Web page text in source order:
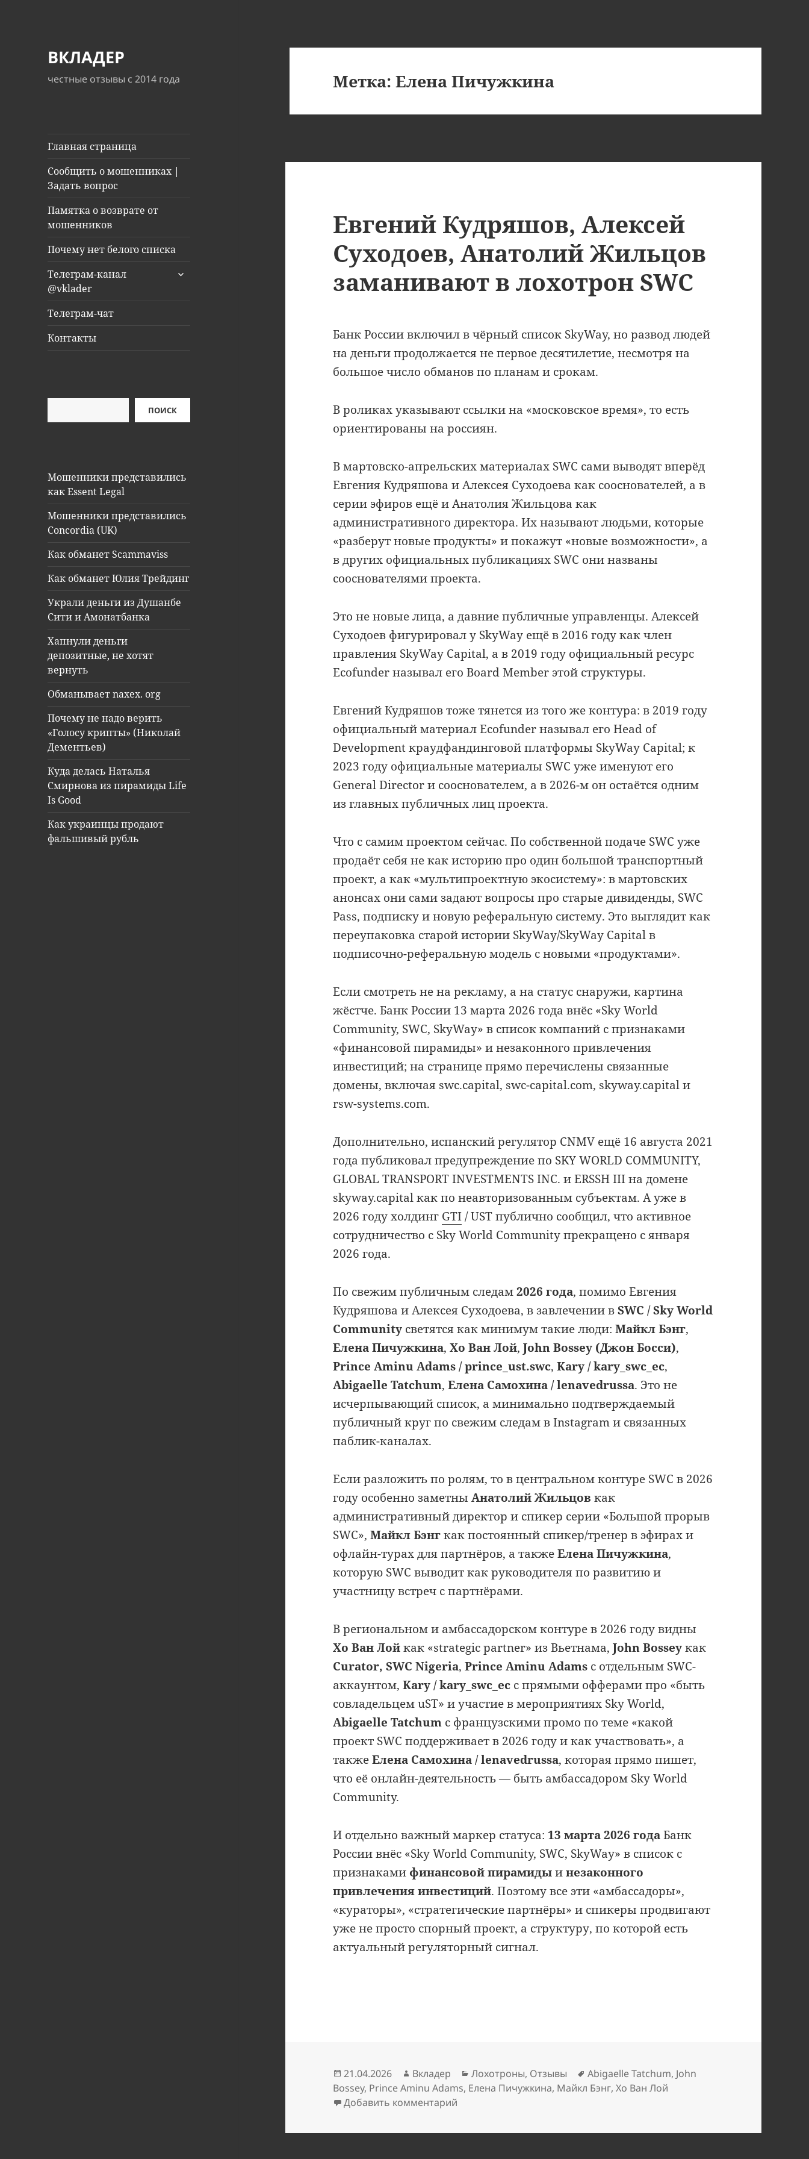
ВКЛАДЕР
честные отзывы с 2014 года
Главная страница
Сообщить о мошенниках |
Задать вопрос
Памятка о возврате от
мошенников
Почему нет белого списка
Телеграм-канал
@vklader
раскрыть
Телеграм-чат
Контакты
ПОИСК
Мошенники представились
как Essent Legal
Мошенники представились
Concordia (UK)
Как обманет Scammaviss
Как обманет Юлия Трейдинг
Украли деньги из Душанбе
Сити и Амонатбанка
Хапнули деньги
депозитные, не хотят
вернуть
Обманывает naxex. org
Почему не надо верить
«Голосу крипты» (Николай
Дементьев)
Куда делась Наталья
Смирнова из пирамиды Life
Is Good
Как украинцы продают
фальшивый рубль
Метка:Елена Пичужкина
Евгений Кудряшов, Алексей
Суходоев, Анатолий Жильцов
заманивают в лохотрон SWC
Банк России включил в чёрный список SkyWay, но развод людей
на деньги продолжается не первое десятилетие, несмотря на
большое число обманов по планам и срокам.
В роликах указывают ссылки на «московское время», то есть
ориентированы на россиян.
В мартовско-апрельских материалах SWC сами выводят вперёд
Евгения Кудряшова и Алексея Суходоева как сооснователей, а в
серии эфиров ещё и Анатолия Жильцова как
административного директора. Их называют людьми, которые
«разберут новые продукты» и покажут «новые возможности», а
в других официальных публикациях SWC они названы
сооснователями проекта.
Это не новые лица, а давние публичные управленцы. Алексей
Суходоев фигурировал у SkyWay ещё в 2016 году как член
правления SkyWay Capital, а в 2019 году официальный ресурс
Ecofunder называл его Board Member этой структуры.
Евгений Кудряшов тоже тянется из того же контура: в 2019 году
официальный материал Ecofunder называл его Head of
Development краудфандинговой платформы SkyWay Capital; к
2023 году официальные материалы SWC уже именуют его
General Director и сооснователем, а в 2026-м он остаётся одним
из главных публичных лиц проекта.
Что с самим проектом сейчас. По собственной подаче SWC уже
продаёт себя не как историю про один большой транспортный
проект, а как «мультипроектную экосистему»: в мартовских
анонсах они сами задают вопросы про старые дивиденды, SWC
Pass, подписку и новую реферальную систему. Это выглядит как
переупаковка старой истории SkyWay/SkyWay Capital в
подписочно-реферальную модель с новыми «продуктами».
Если смотреть не на рекламу, а на статус снаружи, картина
жёстче. Банк России 13 марта 2026 года внёс «Sky World
Community, SWC, SkyWay» в список компаний с признаками
«финансовой пирамиды» и незаконного привлечения
инвестиций; на странице прямо перечислены связанные
домены, включая swc.capital, swc-capital.com, skyway.capital и
rsw-systems.com.
Дополнительно, испанский регулятор CNMV ещё 16 августа 2021
года публиковал предупреждение по SKY WORLD COMMUNITY,
GLOBAL TRANSPORT INVESTMENTS INC. и ERSSH III на домене
skyway.capital как по неавторизованным субъектам. А уже в
2026 году холдинг GTI/ UST публично сообщил, что активное
сотрудничество с Sky World Community прекращено с января
2026 года.
По свежим публичным следам2026 года, помимо Евгения
Кудряшова и Алексея Суходоева, в завлечении вSWC / Sky World
Community светятся как минимум такие люди:Майкл Бэнг,
Елена Пичужкина,Хо Ван Лой,John Bossey (Джон Босси),
Prince Aminu Adams / prince_ust.swc,Kary / kary_swc_ec,
Abigaelle Tatchum,Елена Самохина / lenavedrussa. Это не
исчерпывающий список, а минимально подтверждаемый
публичный круг по свежим следам в Instagram и связанных
паблик-каналах.
Если разложить по ролям, то в центральном контуре SWC в 2026
году особенно заметныАнатолий Жильцов как
административный директор и спикер серии «Большой прорыв
SWC»,Майкл Бэнгкак постоянный спикер/тренер в эфирах и
офлайн-турах для партнёров, а такжеЕлена Пичужкина,
которую SWC выводит как руководителя по развитию и
участницу встреч с партнёрами.
В региональном и амбассадорском контуре в 2026 году видны
Хо Ван Лойкак «strategic partner» из Вьетнама,John Bosseyкак
Curator, SWC Nigeria,Prince Aminu Adams с отдельным SWC-
аккаунтом,Kary / kary_swc_ec с прямыми офферами про «быть
совладельцем uST» и участие в мероприятиях Sky World,
Abigaelle Tatchum с французскими промо по теме «какой
проект SWC поддерживает в 2026 году и как участвовать», а
такжеЕлена Самохина / lenavedrussa, которая прямо пишет,
что её онлайн-деятельность — быть амбассадором Sky World
Community.
И отдельно важный маркер статуса: 13 марта 2026 годаБанк
России внёс «Sky World Community, SWC, SkyWay» в список с
признаками финансовой пирамидыинезаконного
привлечения инвестиций. Поэтому все эти «амбассадоры»,
«кураторы», «стратегические партнёры» и спикеры продвигают
уже не просто спорный проект, а структуру, по которой есть
актуальный регуляторный сигнал.
Опубликовано
21.04.2026 Автор
Вкладер Рубрики
Лохотроны, Отзывы Метки
Abigaelle Tatchum, John
Bossey, Prince Aminu Adams, Елена Пичужкина, Майкл Бэнг,Хо Ван Лой
Добавить комментарий